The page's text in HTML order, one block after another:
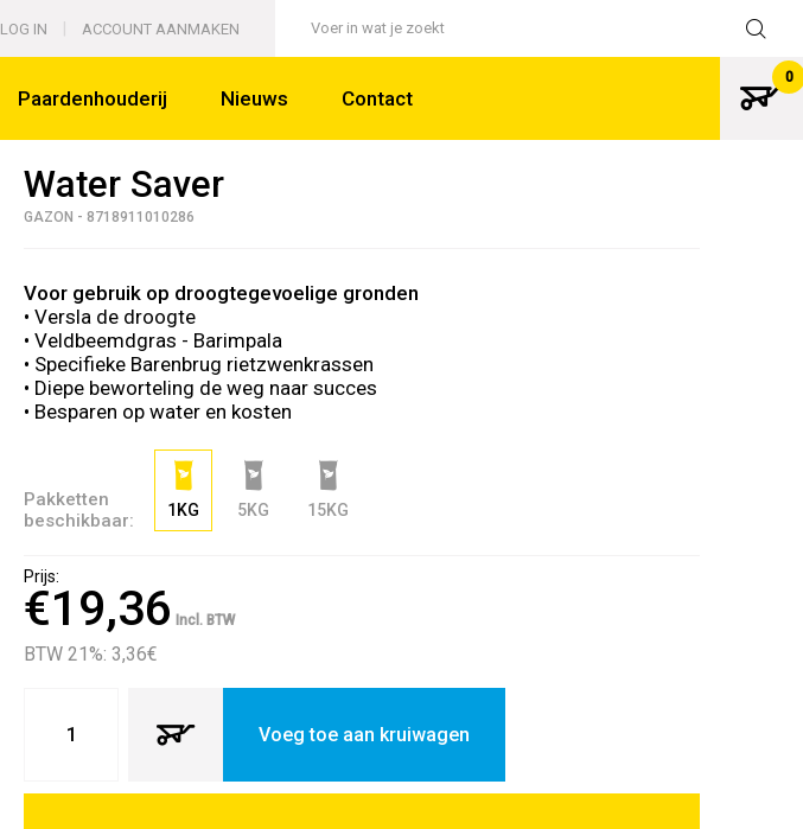
LOG IN | ACCOUNT AANMAKEN
Paardenhouderij Nieuws Contact
0
Water Saver
GAZON - 8718911010286
Voor gebruik op droogtegevoelige gronden
• Versla de droogte
• Veldbeemdgras - Barimpala
• Specifieke Barenbrug rietzwenkrassen
• Diepe beworteling de weg naar succes
• Besparen op water en kosten
Pakketten
beschikbaar:
1KG 5KG 15KG
Prijs:
€19,36Incl. BTW
BTW 21%: 3,36€
Voeg toe aan kruiwagen